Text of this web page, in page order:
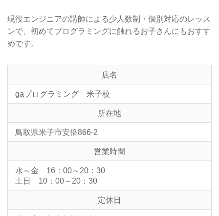
現役エンジニアの講師による少人数制・個別対応のレッス
ンで、初めてプログラミングに触れるお子さんにもおすす
めです。
店名
gaプログラミング 米子校
所在地
鳥取県米子市安倍866-2
営業時間
水～金 16：00～20：30
土日 10：00～20：30
定休日